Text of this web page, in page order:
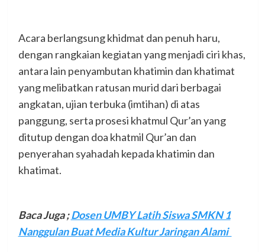
Acara berlangsung khidmat dan penuh haru,
dengan rangkaian kegiatan yang menjadi ciri khas,
antara lain penyambutan khatimin dan khatimat
yang melibatkan ratusan murid dari berbagai
angkatan, ujian terbuka (imtihan) di atas
panggung, serta prosesi khatmul Qur’an yang
ditutup dengan doa khatmil Qur’an dan
penyerahan syahadah kepada khatimin dan
khatimat.
Baca Juga ;Dosen UMBY Latih Siswa SMKN 1
Nanggulan Buat Media Kultur Jaringan Alami